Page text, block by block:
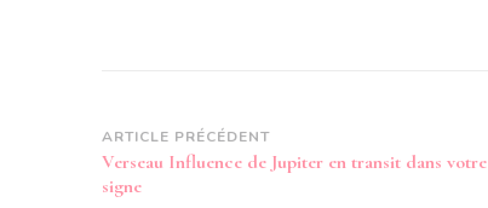
Navigation
d’article
ARTICLE PRÉCÉDENT
Verseau Influence de Jupiter en transit dans votre
signe